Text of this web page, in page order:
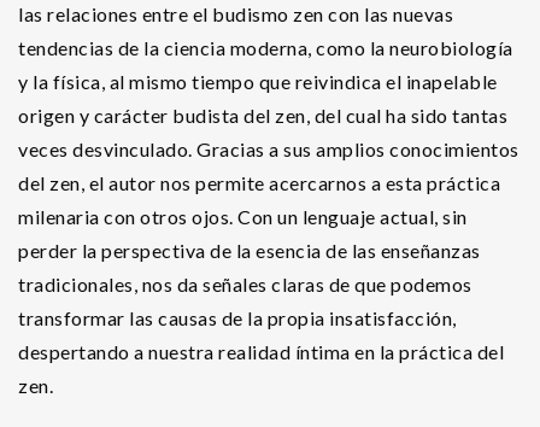
las relaciones entre el budismo zen con las nuevas
tendencias de la ciencia moderna, como la neurobiología
y la física, al mismo tiempo que reivindica el inapelable
origen y carácter budista del zen, del cual ha sido tantas
veces desvinculado. Gracias a sus amplios conocimientos
del zen, el autor nos permite acercarnos a esta práctica
milenaria con otros ojos. Con un lenguaje actual, sin
perder la perspectiva de la esencia de las enseñanzas
tradicionales, nos da señales claras de que podemos
transformar las causas de la propia insatisfacción,
despertando a nuestra realidad íntima en la práctica del
zen.